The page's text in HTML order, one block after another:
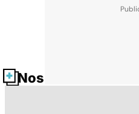
Nos fiches santé